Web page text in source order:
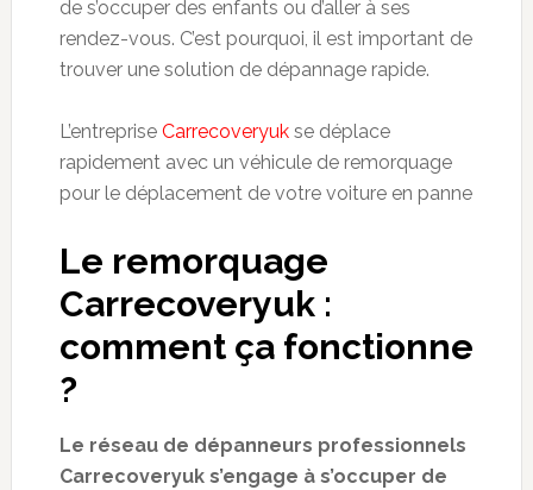
de s’occuper des enfants ou d’aller à ses
rendez-vous. C’est pourquoi, il est important de
trouver une solution de dépannage rapide.
L’entreprise Carrecoveryukse déplace
rapidement avec un véhicule de remorquage
pour le déplacement de votre voiture en panne
Le remorquage
Carrecoveryuk:
comment ça fonctionne
?
Le réseau de dépanneurs professionnels
Carrecoveryuks’engage à s’occuper de